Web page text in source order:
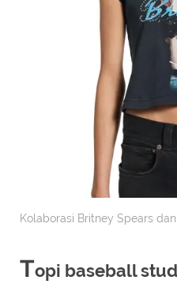
Kolaborasi Britney Spears
Topi baseball